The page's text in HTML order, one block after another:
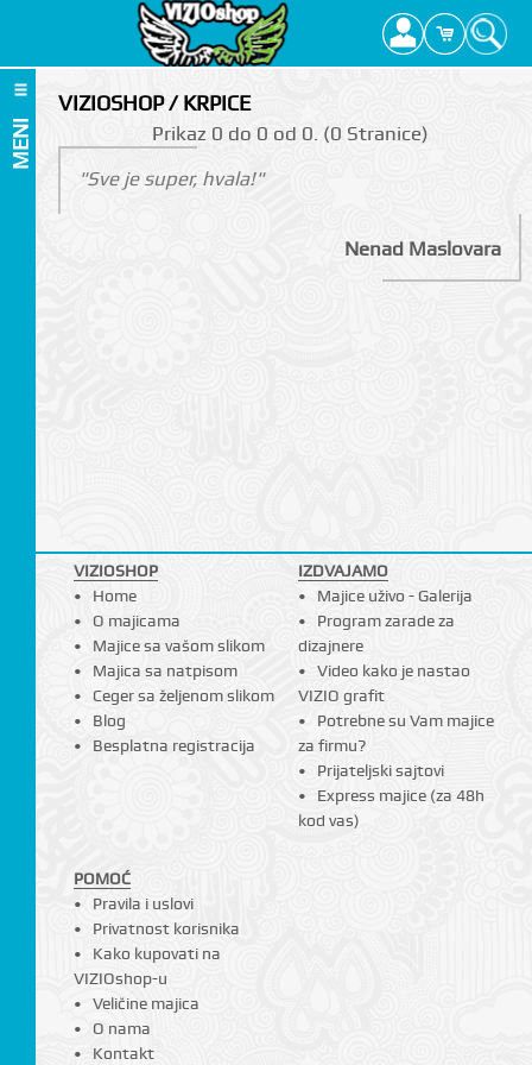
MENI
VIZIOSHOP / KRPICE
Prikаz 0 do 0 оd 0. (0 Strаnicе)
"Sve je super, hvala!"
Nenad Maslovara
VIZIOSHOP
Home
O majicama
Majice sa vašom slikom
Majica sa natpisom
Ceger sa željenom slikom
Blog
Besplatna registracija
IZDVAJAMO
Majice uživo - Galerija
Program zarade za
dizajnere
Video kako je nastao
VIZIO grafit
Potrebne su Vam majice
za firmu?
Prijateljski sajtovi
Express majice (za 48h
kod vas)
POMOĆ
Pravila i uslovi
Privatnost korisnika
Kako kupovati na
VIZIOshop-u
Veličine majica
O nama
Kontakt